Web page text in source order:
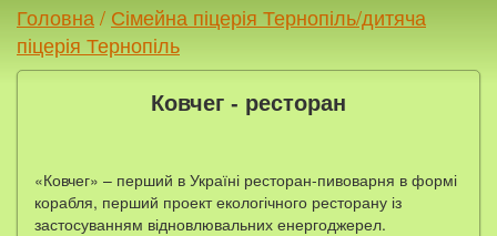
Головна / Сімейна піцерія Тернопіль/дитяча
піцерія Тернопіль
Ковчег - ресторан
«Ковчег» – перший в Україні ресторан-пивоварня в формі
корабля, перший проект екологічного ресторану із
застосуванням відновлювальних енергоджерел.